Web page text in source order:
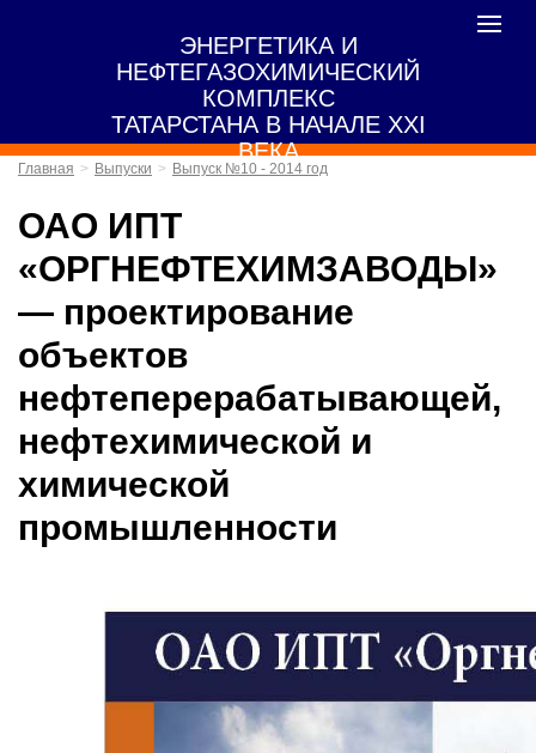
ЭНЕРГЕТИКА И
НЕФТЕГАЗОХИМИЧЕСКИЙ
КОМПЛЕКС
ТАТАРСТАНА В НАЧАЛЕ XXI
ВЕКА
Toggle
Главная Выпуски Выпуск №10 - 2014 год
ОАО ИПТ
«ОРГНЕФТЕХИМЗАВОДЫ»
— проектирование
объектов
нефтеперерабатывающей,
нефтехимической и
химической
промышленности